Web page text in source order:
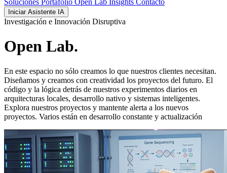
Soluciones Portafolio Open Lab Insights Contacto
Iniciar Asistente IA
Investigación e Innovación Disruptiva
Open Lab.
En este espacio no sólo creamos lo que nuestros clientes necesitan.
Diseñamos y creamos con creatividad los proyectos del futuro. El
código y la lógica detrás de nuestros experimentos diarios en
arquitecturas locales, desarrollo nativo y sistemas inteligentes.
Explora nuestros proyectos y mantente alerta a los nuevos
proyectos. Varios están en desarrollo constante y actualización